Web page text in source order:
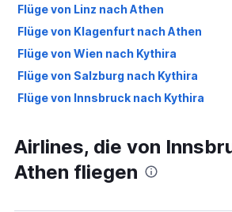
Flüge von Linz nach Athen
Flüge von Klagenfurt nach Athen
Flüge von Wien nach Kythira
Flüge von Salzburg nach Kythira
Flüge von Innsbruck nach Kythira
Airlines, die von
Athen fliegen